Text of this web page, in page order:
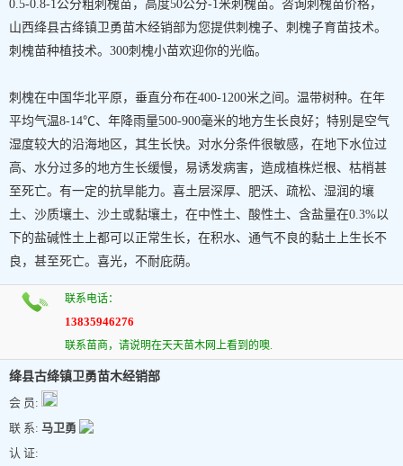
0.5-0.8-1公分粗刺槐苗，高度50公分-1米刺槐苗。咨询刺槐苗价格，
山西绛县古绛镇卫勇苗木经销部为您提供刺槐子、刺槐子育苗技术。
刺槐苗种植技术。300刺槐小苗欢迎你的光临。
刺槐在中国华北平原，垂直分布在400-1200米之间。温带树种。在年
平均气温8-14℃、年降雨量500-900毫米的地方生长良好；特别是空气
湿度较大的沿海地区，其生长快。对水分条件很敏感，在地下水位过
高、水分过多的地方生长缓慢，易诱发病害，造成植株烂根、枯梢甚
至死亡。有一定的抗旱能力。喜土层深厚、肥沃、疏松、湿润的壤
土、沙质壤土、沙土或黏壤土，在中性土、酸性土、含盐量在0.3%以
下的盐碱性土上都可以正常生长，在积水、通气不良的黏土上生长不
良，甚至死亡。喜光，不耐庇荫。
联系电话：
13835946276
联系苗商，请说明在天天苗木网上看到的噢.
绛县古绛镇卫勇苗木经销部
会 员:
联 系: 马卫勇
认 证: